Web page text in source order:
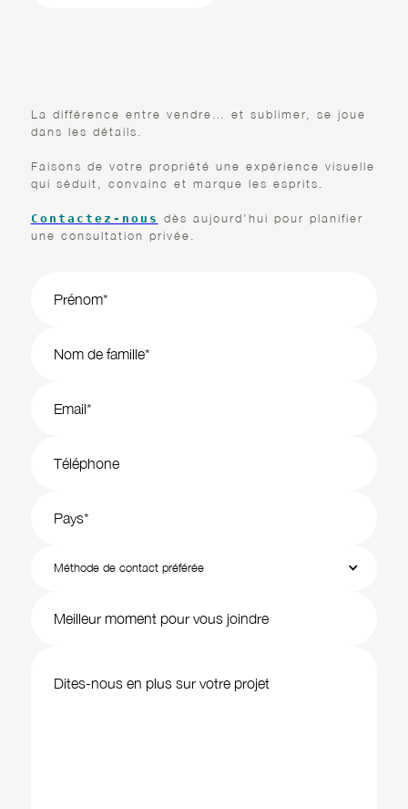
La différence entre vendre… et sublimer, se joue
dans les détails.
Faisons de votre propriété une expérience visuelle
qui séduit, convainc et marque les esprits.
Contactez-nous dès aujourd’hui pour planifier
une consultation privée.
Méthode de contact préférée